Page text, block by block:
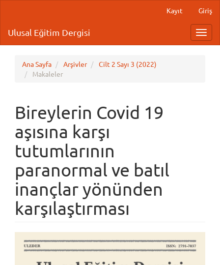
Content
Sidebar
Kayıt Giriş
Ulusal Eğitim Dergisi
Ana Sayfa Arşivler
Cilt 2 Sayı 3 (2022)
Makaleler
Bireylerin Covid 19
aşısına karşı
tutumlarının
paranormal ve batıl
inançlar yönünden
karşılaştırması
Article
Sidebar